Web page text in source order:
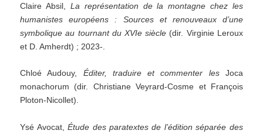
Claire Absil, La représentation de la montagne chez les
humanistes européens : Sources et renouveaux d’une
symbolique au tournant du XVIe siècle (dir. Virginie Leroux
et D. Amherdt) ; 2023-.
Chloé Audouy, Éditer, traduire et commenter lesJoca
monachorum (dir. Christiane Veyrard-Cosme et François
Ploton-Nicollet).
Ysé Avocat,Étude des paratextes de l’édition séparée des